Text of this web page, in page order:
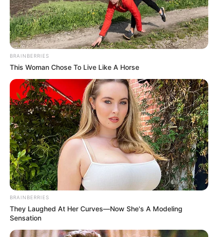
BRAINBERRIES
This Woman Chose To Live Like A Horse
BRAINBERRIES
They Laughed At Her Curves—Now She's A Modeling
Sensation